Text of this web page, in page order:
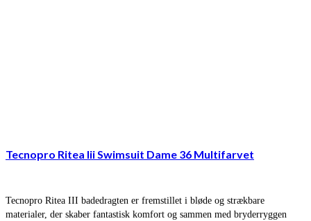
Tecnopro Ritea Iii Swimsuit Dame 36 Multifarvet
Tecnopro Ritea III badedragten er fremstillet i bløde og strækbare
materialer, der skaber fantastisk komfort og sammen med bryderryggen